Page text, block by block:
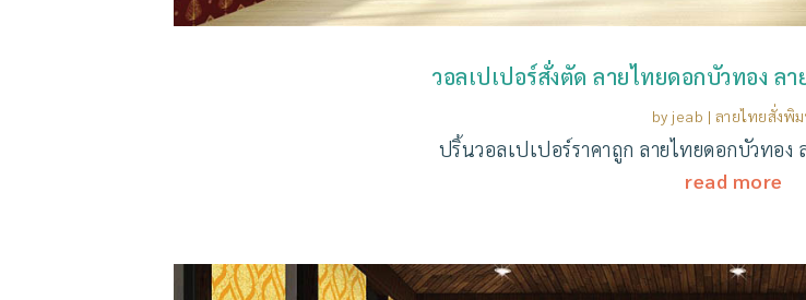
วอลเปเปอร์สั่งตัด ลายไทยดอกบัวทอง ล
by jeab | ลายไทยสั่งพิ
ปริ้นวอลเปเปอร์ราคาถูก ลายไทยดอกบัวทอ
read more